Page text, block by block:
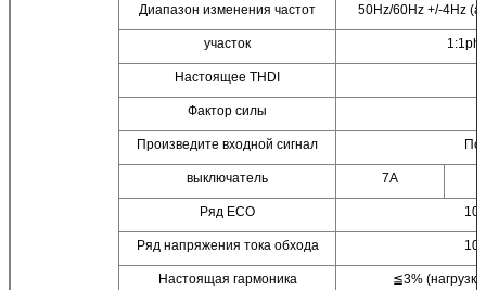
Диапазон изменения частот 50Hz/60Hz +/-4Hz
участок
Настоящее THDI
Фактор силы
Произведите входной сигнал
выключатель 7A
Ряд ECO
Ряд напряжения тока обхода
Настоящая гармоника ≦3%